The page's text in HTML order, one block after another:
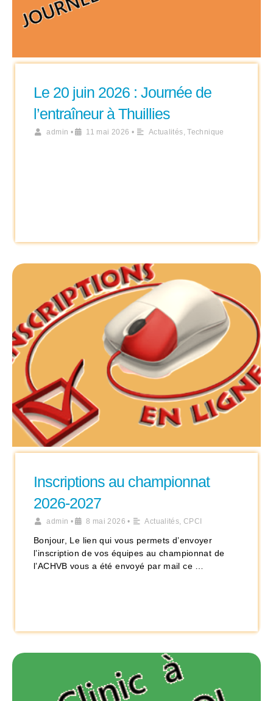
Le 20 juin 2026 : Journée de
l’entraîneur à Thuillies
admin • 11 mai 2026 • Actualités,Technique
Inscriptions au championnat
2026-2027
admin • 8 mai 2026 • Actualités, CPCI
Bonjour, Le lien qui vous permets d’envoyer
l’inscription de vos équipes au championnat de
l’ACHVB vous a été envoyé par mail ce …